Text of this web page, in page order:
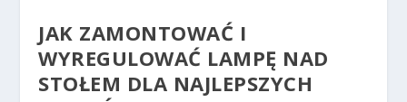
JAK ZAMONTOWAĆ I
WYREGULOWAĆ LAMPĘ NAD
STOŁEM DLA NAJLEPSZYCH